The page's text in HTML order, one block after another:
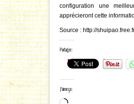
configuration une
apprécieront cette
Source : http://
Partager :
J’aime ça :
Chargement…